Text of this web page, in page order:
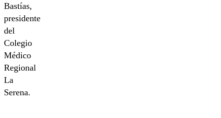
Bastías,
presidente
del
Colegio
Médico
Regional
La
Serena.